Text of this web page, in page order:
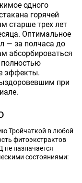
одного
горячей
старше трех лет
Оптимальное
— за полчаса до
абсорбироваться
эффекты.
при
Тройчаткой в любой
фитоэкстрактов
назначается
состояниями: